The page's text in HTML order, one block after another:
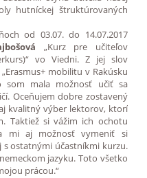
hutníckej štruktúrovaných
od 03.07. do 14.07.2017
„Kurz pre učiteľov
vo Viedni. Z jej slov
mobilitu v Rakúsku
som mala možnosť učiť sa
Oceňujem dobre zostavený
kvalitný výber lektorov, ktorí
Taktiež si vážim ich ochotu
mi aj možnosť vymeniť si
s ostatnými účastníkmi kurzu.
jazyku. Toto všetko
prácou.“